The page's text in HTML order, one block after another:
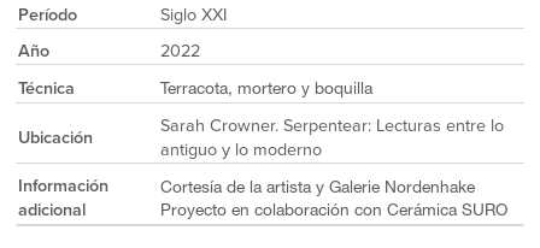
Período
Siglo XXI
Año
2022
Técnica
Terracota, mortero y boquilla
Ubicación
Sarah Crowner. Serpentear: Lecturas entre lo
antiguo y lo moderno
Información
adicional
Cortesía de la artista y Galerie Nordenhake
Proyecto en colaboración con Cerámica SURO